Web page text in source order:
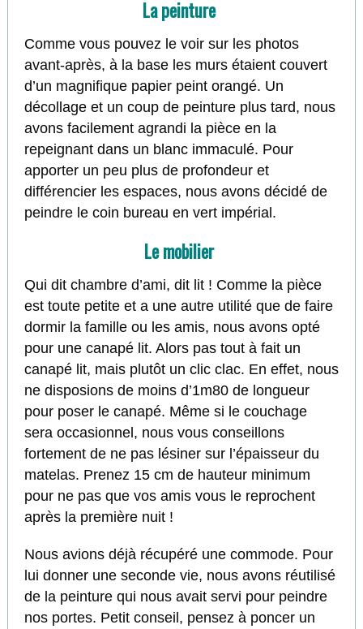
La peinture
Comme vous pouvez le voir sur les photos
avant-après, à la base les murs étaient couvert
d’un magnifique papier peint orangé. Un
décollage et un coup de peinture plus tard, nous
avons facilement agrandi la pièce en la
repeignant dans un blanc immaculé. Pour
apporter un peu plus de profondeur et
différencier les espaces, nous avons décidé de
peindre le coin bureau en vert impérial.
Le mobilier
Qui dit chambre d’ami, dit lit ! Comme la pièce
est toute petite et a une autre utilité que de faire
dormir la famille ou les amis, nous avons opté
pour une canapé lit. Alors pas tout à fait un
canapé lit, mais plutôt un clic clac. En effet, nous
ne disposions de moins d’1m80 de longueur
pour poser le canapé. Même si le couchage
sera occasionnel, nous vous conseillons
fortement de ne pas lésiner sur l’épaisseur du
matelas. Prenez 15 cm de hauteur minimum
pour ne pas que vos amis vous le reprochent
après la première nuit !
Nous avions déjà récupéré une commode. Pour
lui donner une seconde vie, nous avons réutilisé
de la peinture qui nous avait servi pour peindre
nos portes. Petit conseil, pensez à poncer un